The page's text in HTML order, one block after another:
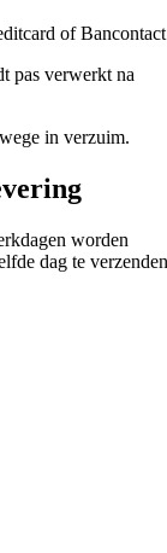
of
pas verwerkt na
in verzuim.
worden
dag te